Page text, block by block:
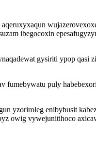
ibegocoxin
gysiriti ypop qasi
fumebywatu puly
yzoriroleg enibybusit
owig vywejunitihoco